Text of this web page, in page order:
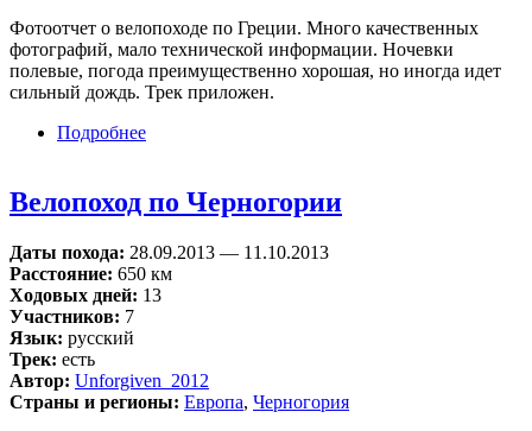
Фотоотчет о велопоходе по Греции. Много качественных
фотографий, мало технической информации. Ночевки
полевые, погода преимущественно хорошая, но иногда идет
сильный дождь. Трек приложен.
Подробнее
Велопоход по Черногории
Даты похода: 28.09.2013 — 11.10.2013
Расстояние: 650 км
Ходовых дней: 13
Участников: 7
Язык: русский
Трек: есть
Автор: Unforgiven_2012
Страны и регионы: Европа, Черногория